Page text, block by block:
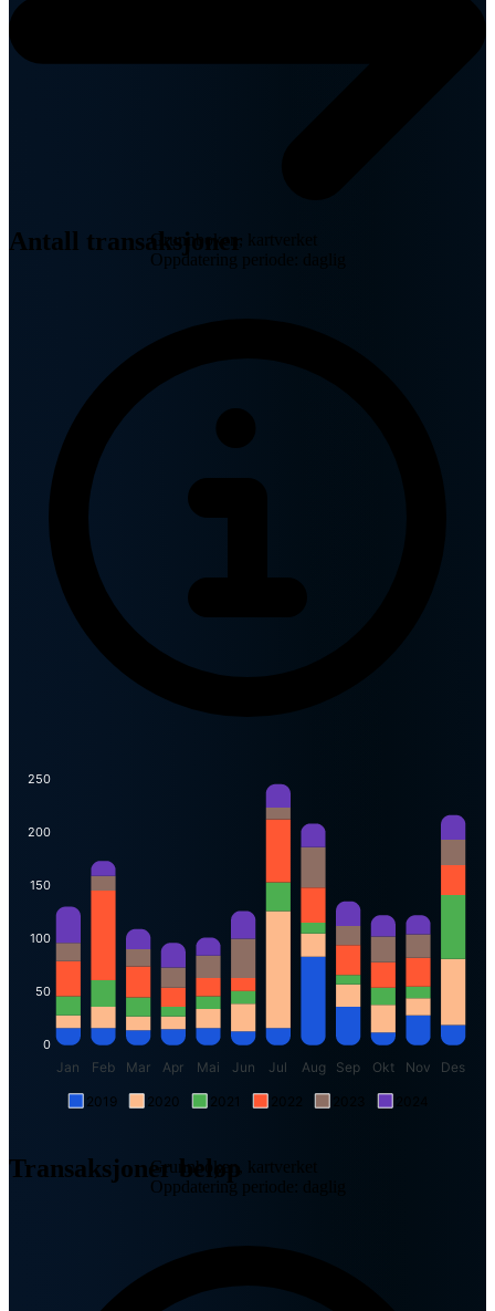
Antall transaksjoner
Grunnboken, kartverket
Oppdatering periode: daglig
2019 2020 2021
250
200
150
100
50
0
Jan Feb Mar Apr Mai Jun Jul Aug Sep Okt Nov Des
Transaksjoner beløp
Grunnboken, kartverket
Oppdatering periode: daglig